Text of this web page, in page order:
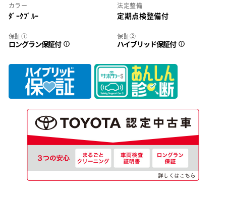
カラー
ﾀﾞｰｸﾌﾞﾙｰ
法定整備
定期点検整備付
保証①
ロングラン保証付
保証②
ハイブリッド保証付